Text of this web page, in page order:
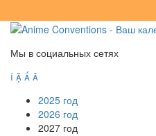
Мы в социальных сетях
   
2025 год
2026 год
2027 год